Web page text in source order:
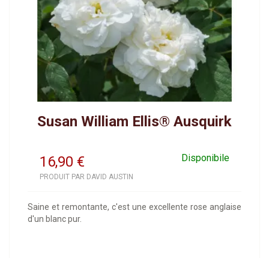
Susan William Ellis® Ausquirk
16,90 Disponibile
€
PRODUIT PAR DAVID AUSTIN
Saine et remontante, c'est une excellente rose anglaise
d'un blanc pur.